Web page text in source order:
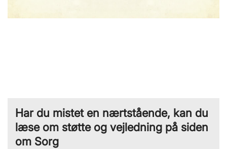
Har du mistet en nærtstående, kan du
læse om støtte og vejledning på siden
om Sorg